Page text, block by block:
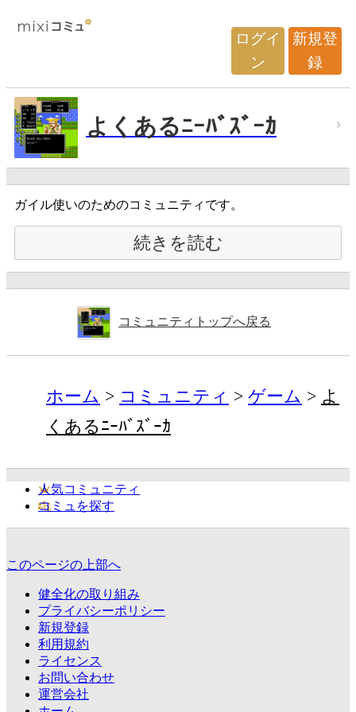
ログイ
ン
新規登
録
よくあるﾆｰﾊﾞｽﾞｰｶ
ガイル使いのためのコミュニティです。
続きを読む
コミュニティトップへ戻る
ホーム コミュニティ ゲーム
よ
くあるﾆｰﾊﾞｽﾞｰｶ
人気コミュニティ
コミュを探す
このページの上部へ
健全化の取り組み
プライバシーポリシー
新規登録
利用規約
ライセンス
お問い合わせ
運営会社